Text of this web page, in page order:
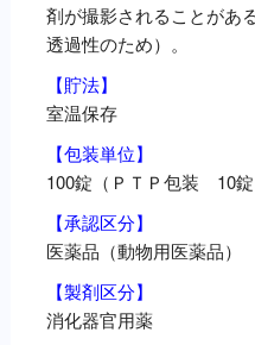
剤が撮影されることがあ
透過性のため）。
【貯法】
室温保存
【包装単位】
100錠（ＰＴＰ包装 10錠
【承認区分】
医薬品（動物用医薬品）
【製剤区分】
消化器官用薬